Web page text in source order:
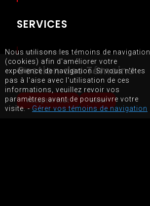
Gestion des Témoins
Nous utilisons les témoins de navigation
(cookies) afin d'améliorer votre
expérience de navigation. Si vous n'êtes
pas à l'aise avec l'utilisation de ces
informations, veuillez revoir vos
paramètres avant de poursuivre votre
visite. -Gérer vos témoins de navigation
Accepter tout Gérer
SERVICES
NOS SERVICES
BOUTIQUE EN LIGNE
LOCATION D'ÉQUIPEMENTS